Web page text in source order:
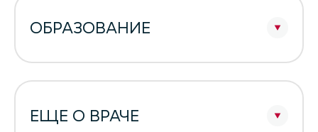
ОБРАЗОВАНИЕ
ЕЩЕ О ВРАЧЕ